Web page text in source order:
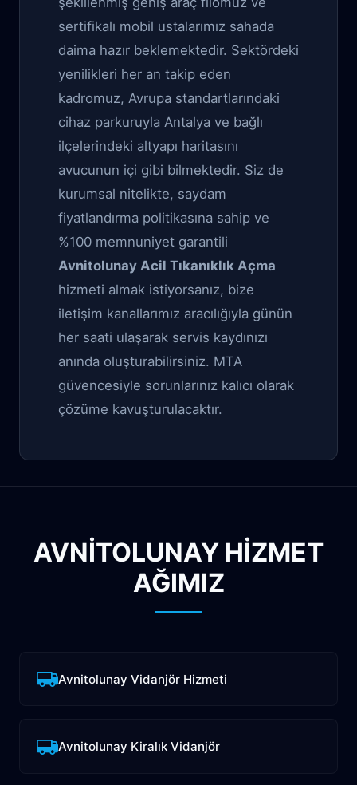
sertifikalı mobil ustalarımız sahada
daima hazır beklemektedir. Sektördeki
yenilikleri her an takip eden
kadromuz, Avrupa standartlarındaki
cihaz parkuruyla Antalya ve bağlı
ilçelerindeki altyapı haritasını
avucunun içi gibi bilmektedir. Siz de
kurumsal nitelikte, saydam
fiyatlandırma politikasına sahip ve
%100 memnuniyet garantili
Avnitolunay Acil Tıkanıklık Açma
hizmeti almak istiyorsanız, bize
iletişim kanallarımız aracılığıyla günün
her saati ulaşarak servis kaydınızı
anında oluşturabilirsiniz. MTA
güvencesiyle sorunlarınız kalıcı olarak
çözüme kavuşturulacaktır.
AVNITOLUNAY HİZMET
AĞIMIZ
Avnitolunay Vidanjör Hizmeti
Avnitolunay Kiralık Vidanjör